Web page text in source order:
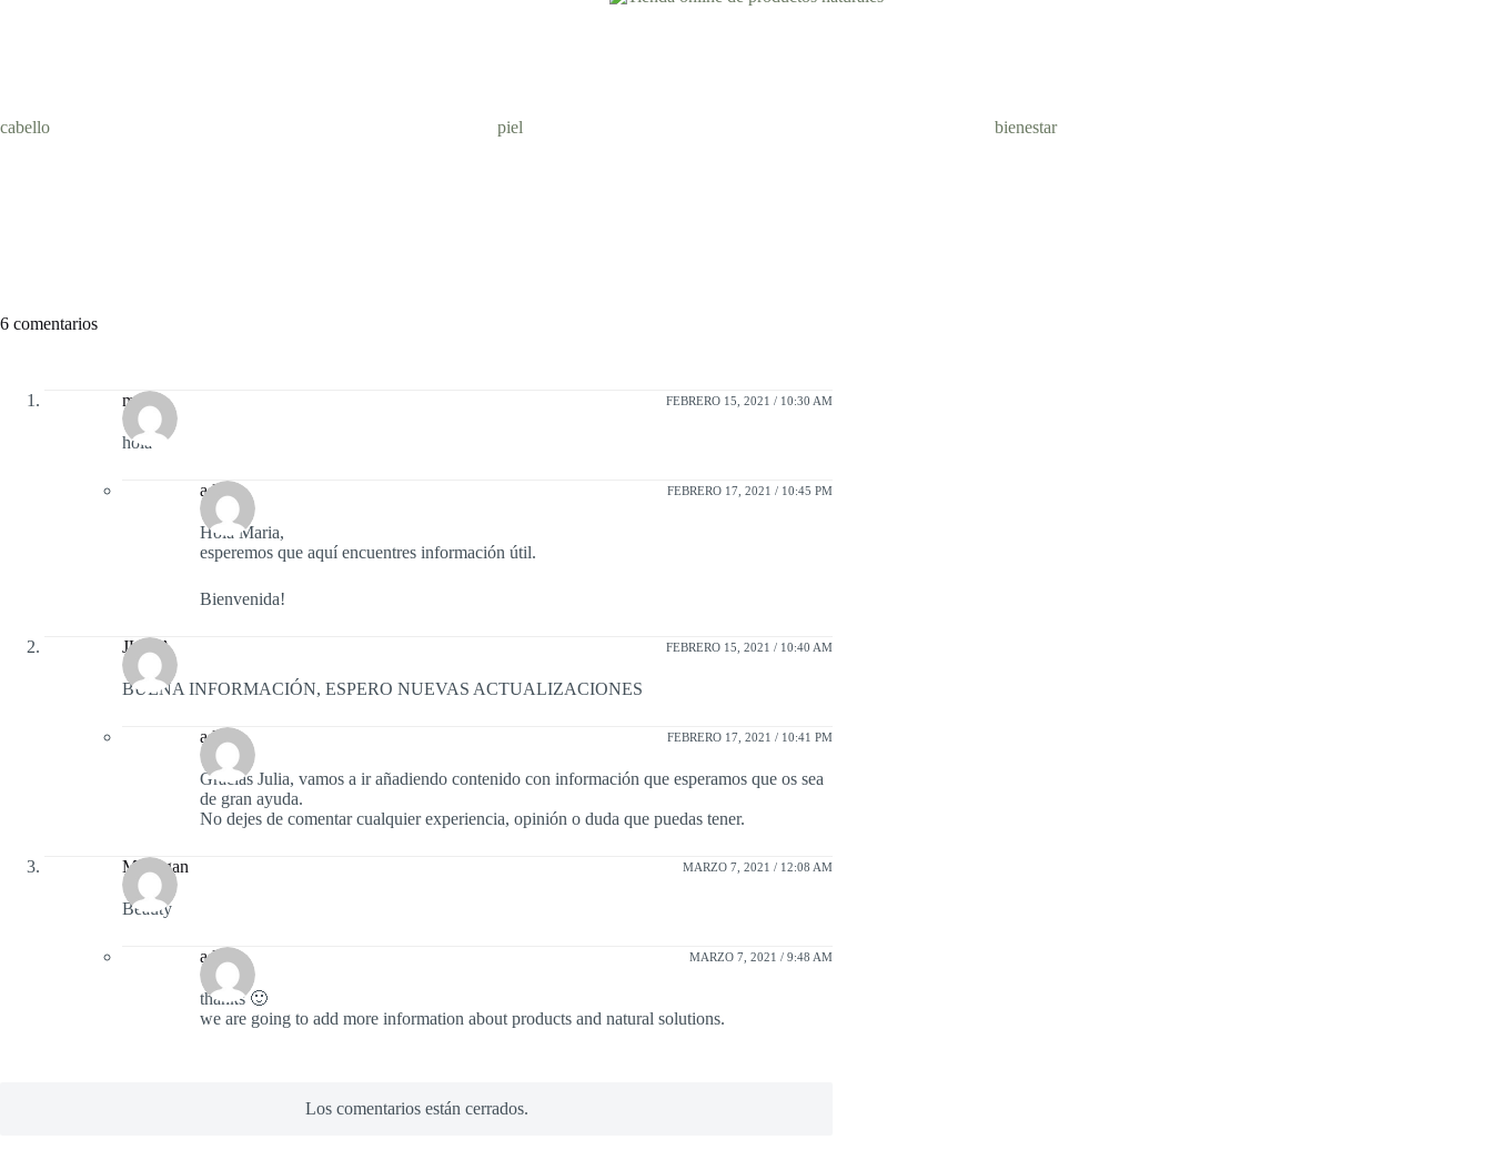
cabello piel bienestar
6 comentarios
maria FEBRERO 15, 2021 / 10:30 AM
hola
admin FEBRERO 17, 2021 / 10:45 PM
Hola Maria,
esperemos que aquí encuentres información útil.
Bienvenida!
JULIA FEBRERO 15, 2021 / 10:40 AM
BUENA INFORMACIÓN, ESPERO NUEVAS ACTUALIZACIONES
admin FEBRERO 17, 2021 / 10:41 PM
Gracias Julia, vamos a ir añadiendo contenido con información que esperamos que os sea
de gran ayuda.
No dejes de comentar cualquier experiencia, opinión o duda que puedas tener.
Michigan MARZO 7, 2021 / 12:08 AM
Beauty
admin MARZO 7, 2021 / 9:48 AM
thanks 🙂
we are going to add more information about products and natural solutions.
Los comentarios están cerrados.